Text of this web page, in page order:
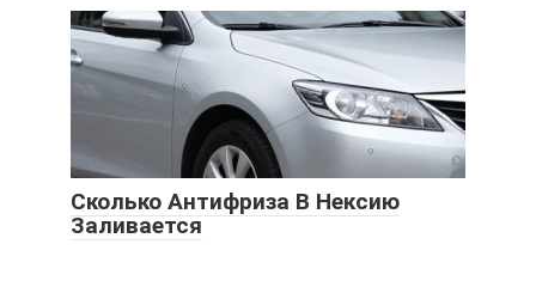
Сколько Антифриза В Нексию
Заливается